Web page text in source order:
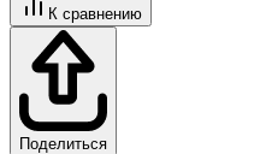
К сравнению
Поделиться